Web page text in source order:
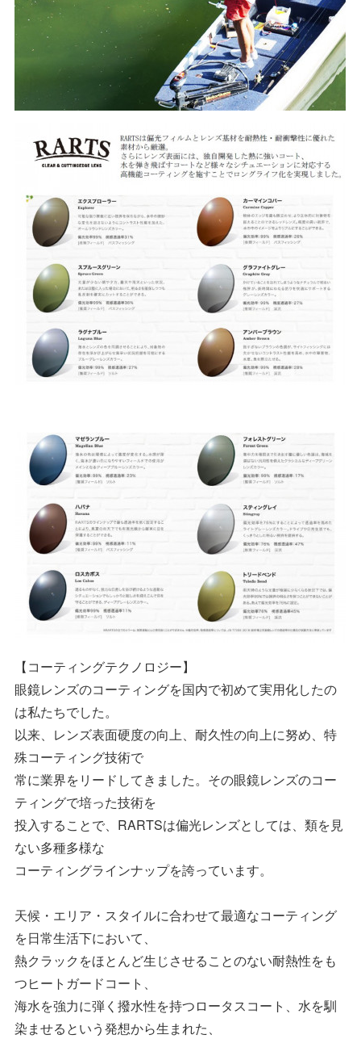
【コーティングテクノロジー】
眼鏡レンズのコーティングを国内で初めて実用化したの
は私たちでした。
以来、レンズ表面硬度の向上、耐久性の向上に努め、特
殊コーティング技術で
常に業界をリードしてきました。その眼鏡レンズのコー
ティングで培った技術を
投入することで、RARTSは偏光レンズとしては、類を見
ない多種多様な
コーティングラインナップを誇っています。
天候・エリア・スタイルに合わせて最適なコーティング
を日常生活下において、
熱クラックをほとんど生じさせることのない耐熱性をも
つヒートガードコート、
海水を強力に弾く撥水性を持つロータスコート、水を馴
染ませるという発想から生まれた、